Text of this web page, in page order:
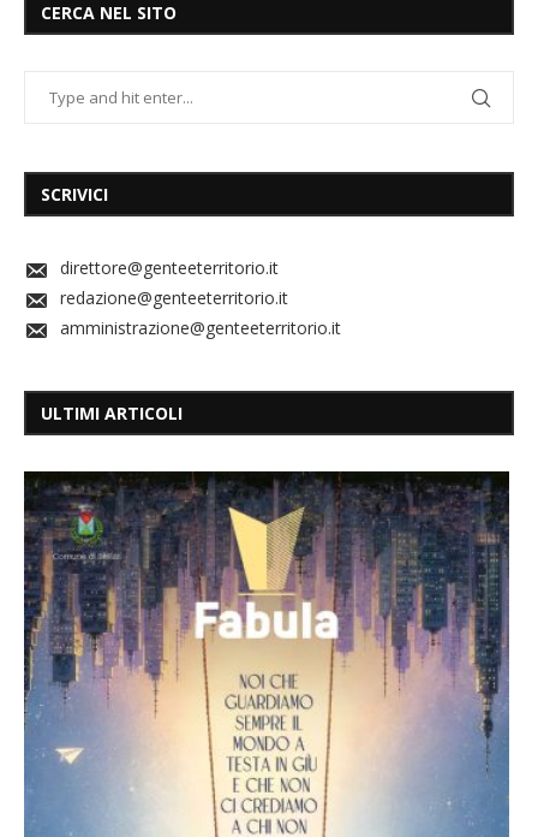
CERCA NEL SITO
SCRIVICI
direttore@genteeterritorio.it
redazione@genteeterritorio.it
amministrazione@genteeterritorio.it
ULTIMI ARTICOLI